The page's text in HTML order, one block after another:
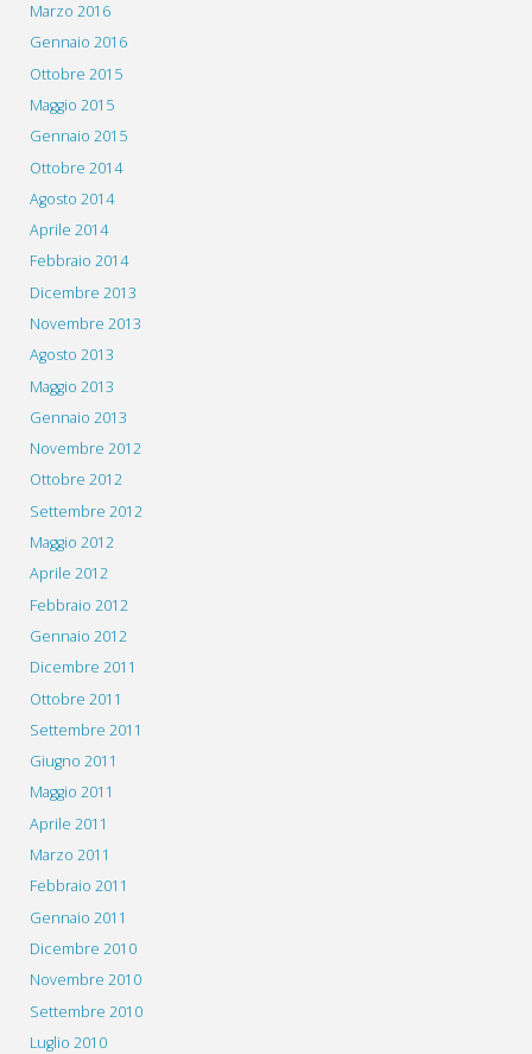
Marzo 2016
Gennaio 2016
Ottobre 2015
Maggio 2015
Gennaio 2015
Ottobre 2014
Agosto 2014
Aprile 2014
Febbraio 2014
Dicembre 2013
Novembre 2013
Agosto 2013
Maggio 2013
Gennaio 2013
Novembre 2012
Ottobre 2012
Settembre 2012
Maggio 2012
Aprile 2012
Febbraio 2012
Gennaio 2012
Dicembre 2011
Ottobre 2011
Settembre 2011
Giugno 2011
Maggio 2011
Aprile 2011
Marzo 2011
Febbraio 2011
Gennaio 2011
Dicembre 2010
Novembre 2010
Settembre 2010
Luglio 2010